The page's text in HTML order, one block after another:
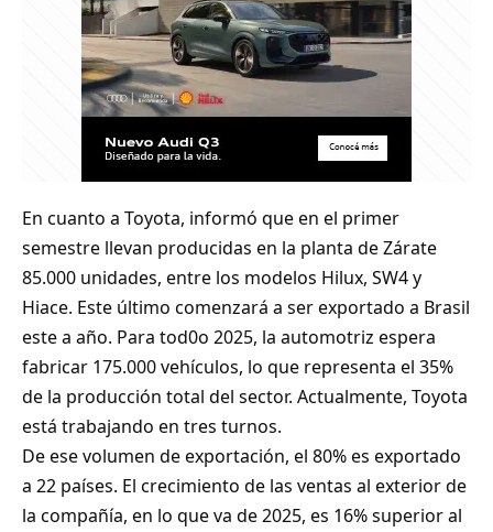
En cuanto a Toyota, informó que en el primer
semestre llevan producidas en la planta de Zárate
85.000 unidades, entre los modelos Hilux, SW4 y
Hiace. Este último comenzará a ser exportado a Brasil
este a año. Para tod0o 2025, la automotriz espera
fabricar 175.000 vehículos, lo que representa el 35%
de la producción total del sector. Actualmente, Toyota
está trabajando en tres turnos.
De ese volumen de exportación, el 80% es exportado
a 22 países. El crecimiento de las ventas al exterior de
la compañía, en lo que va de 2025, es 16% superior al